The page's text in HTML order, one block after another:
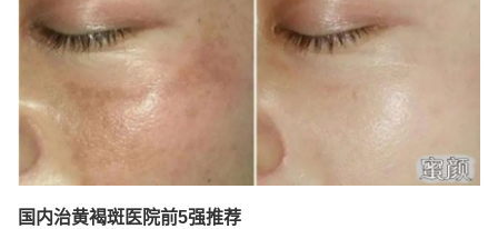
国内治黄褐斑医院前5强推荐